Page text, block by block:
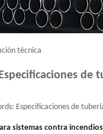
técnica
Especificaciones de
Especificaciones de
sistemas contra